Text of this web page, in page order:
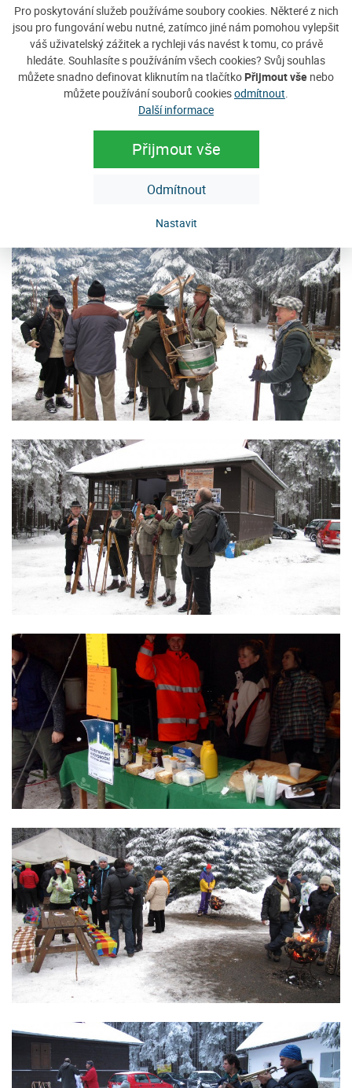
Pro poskytování služeb používáme soubory cookies. Některé z nich
jsou pro fungování webu nutné, zatímco jiné nám pomohou vylepšit
váš uživatelský zážitek a rychleji vás navést k tomu, co právě
hledáte. Souhlasíte s používáním všech cookies? Svůj souhlas
můžete snadno definovat kliknutím na tlačítko Přijmout vše nebo
můžete používání souborů cookiesodmítnout.
Další informace
Přijmout vše
Odmítnout
Nastavit